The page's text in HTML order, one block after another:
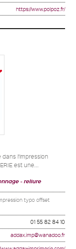
https://www.polpoz.fr/
l’impression
est une...
reliure
typo offset
01 55 82 84 10
addax.imp@wanadoo.fr